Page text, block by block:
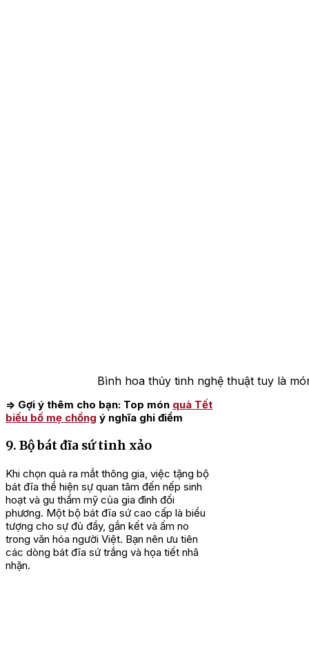
Bình hoa thủy tinh nghệ thuật tuy là
=> Gợi ý thêm cho bạn: Top món quà Tết
biếu bố mẹ chồng ý nghĩa ghi điểm
9. Bộ bát đĩa sứ tinh xảo
Khi chọn quà ra mắt thông gia, việc tặng bộ
bát đĩa thể hiện sự quan tâm đến nếp sinh
hoạt và gu thẩm mỹ của gia đình đối
phương. Một bộ bát đĩa sứ cao cấp là biểu
tượng cho sự đủ đầy, gắn kết và ấm no
trong văn hóa người Việt. Bạn nên ưu tiên
các dòng bát đĩa sứ trắng và họa tiết nhã
nhặn.